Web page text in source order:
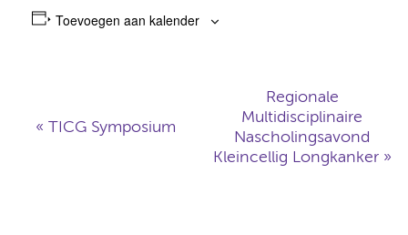
Toevoegen aan kalender
« TICG Symposium
Regionale
Multidisciplinaire
Nascholingsavond
Kleincellig Longkanker »